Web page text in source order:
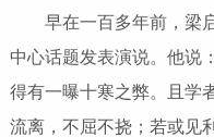
早在一百多年前，梁
中心话题发表演说。他说
得有一曝十寒之弊。且学
流离，不屈不挠；若或见